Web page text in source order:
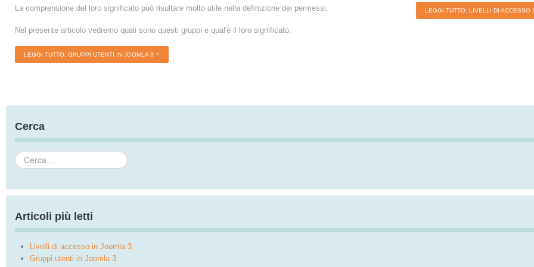
La comprensione del loro significato può risultare molto utile nella definizione dei permessi.
Nel presente articolo vedremo quali sono questi gruppi e qual'è il loro significato.
LEGGI TUTTO: GRUPPI UTENTI IN JOOMLA 3
LEGGI TUTTO: LIVELLI DI ACCESSO
Cerca
Cerca...
Articoli più letti
Livelli di accesso in Joomla 3
Gruppi utenti in Joomla 3